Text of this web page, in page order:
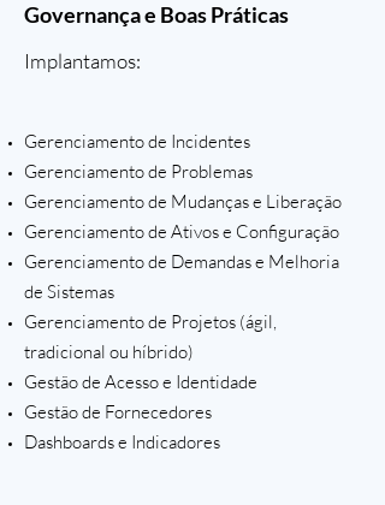
Governança e Boas Práticas
Implantamos:
Gerenciamento de Incidentes
Gerenciamento de Problemas
Gerenciamento de Mudanças e Liberação
Gerenciamento de Ativos e Configuração
Gerenciamento de Demandas e Melhoria
de Sistemas
Gerenciamento de Projetos (ágil,
tradicional ou híbrido)
Gestão de Acesso e Identidade
Gestão de Fornecedores
Dashboards e Indicadores